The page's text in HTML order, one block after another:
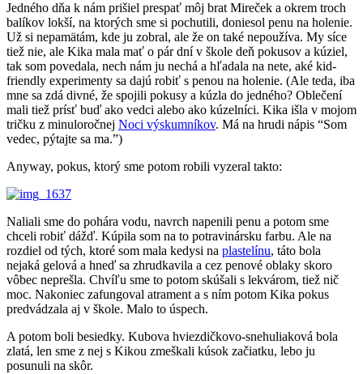
Jedného dňa k nám prišiel prespať môj brat Mireček a okrem troch
balíkov lokší, na ktorých sme si pochutili, doniesol penu na holenie.
Už si nepamätám, kde ju zobral, ale že on také nepoužíva. My síce
tiež nie, ale Kika mala mať o pár dní v škole deň pokusov a kúziel,
tak som povedala, nech nám ju nechá a hľadala na nete, aké kid-
friendly experimenty sa dajú robiť s penou na holenie. (Ale teda, iba
mne sa zdá divné, že spojili pokusy a kúzla do jedného? Oblečení
mali tiež prísť buď ako vedci alebo ako kúzelníci. Kika išla v mojom
tričku z minuloročnej Noci výskumníkov. Má na hrudi nápis “Som
vedec, pýtajte sa ma.”)
Anyway, pokus, ktorý sme potom robili vyzeral takto:
Naliali sme do pohára vodu, navrch napenili penu a potom sme
chceli robiť dážď. Kúpila som na to potravinársku farbu. Ale na
rozdiel od tých, ktoré som mala kedysi na plastelínu, táto bola
nejaká gelová a hneď sa zhrudkavila a cez penové oblaky skoro
vôbec neprešla. Chvíľu sme to potom skúšali s lekvárom, tiež nič
moc. Nakoniec zafungoval atrament a s ním potom Kika pokus
predvádzala aj v škole. Malo to úspech.
A potom boli besiedky. Kubova hviezdičkovo-snehuliaková bola
zlatá, len sme z nej s Kikou zmeškali kúsok začiatku, lebo ju
posunuli na skôr.